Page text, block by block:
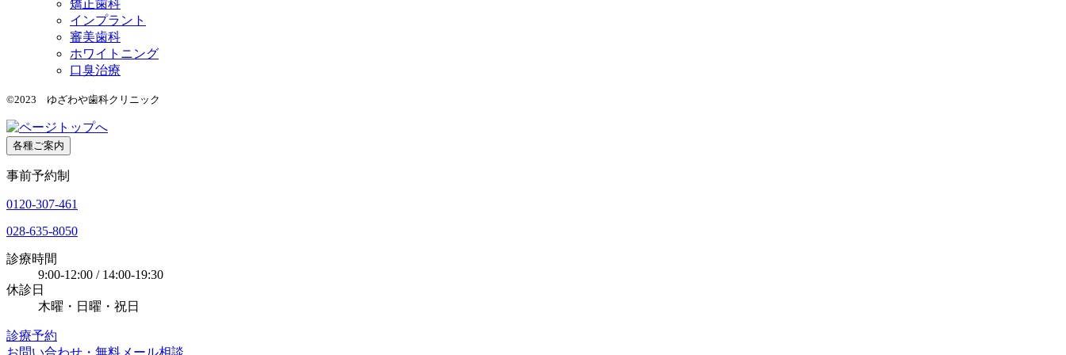
矯正歯科
インプラント
審美歯科
ホワイトニング
口臭治療
©2023 ゆざわや歯科クリニック
各種ご案内
事前予約制
0120-307-461
028-635-8050
診療時間
9:00-12:00 / 14:00-19:30
休診日
木曜・日曜・祝日
診療予約